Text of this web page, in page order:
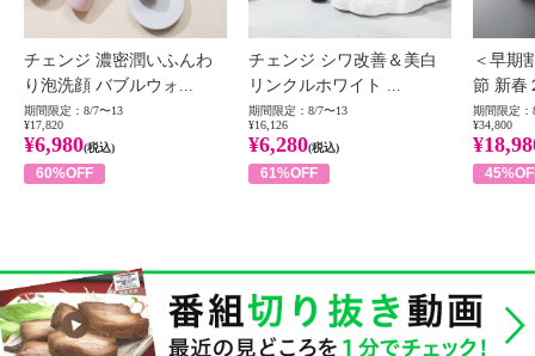
チェンジ 濃密潤いふんわ
り泡洗顔 バブルウォ...
期間限定：8/7〜13
¥17,820
¥6,980(税込)
60%OFF
チェンジ シワ改善＆美白
リンクルホワイト ...
期間限定：8/7〜13
¥16,126
¥6,280(税込)
61%OFF
＜早期
節 新春
期間限定：
¥34,800